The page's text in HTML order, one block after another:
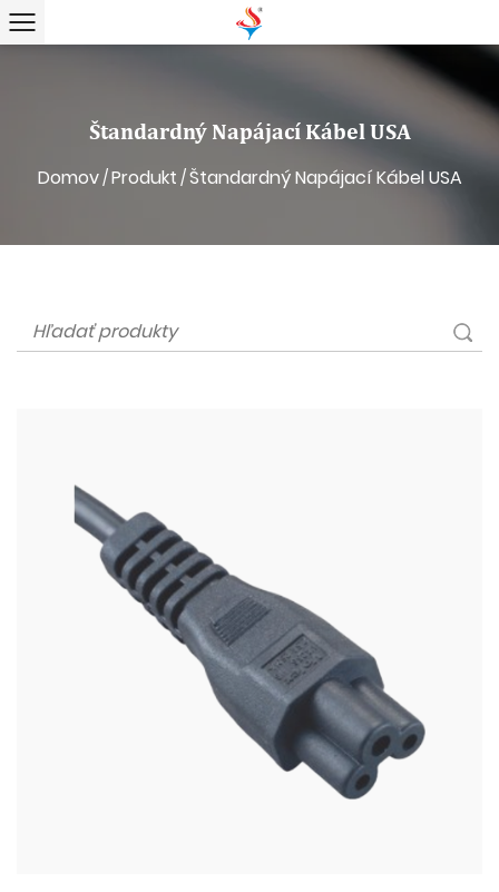
Štandardný Napájací Kábel USA
Domov/Produkt /Štandardný Napájací Kábel USA